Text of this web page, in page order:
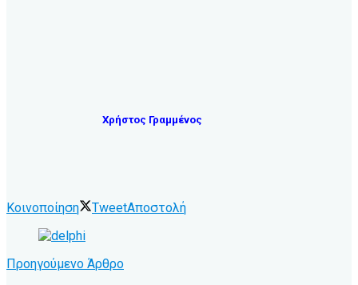
Χρήστος Γραμμένος
Κοινοποίηση TweetΑποστολή
Προηγούμενο Άρθρο